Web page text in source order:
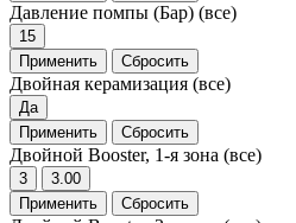
Давление помпы (Бар) (все)
15
Применить
Сбросить
Двойная керамизация (все)
Да
Применить
Сбросить
Двойной Booster, 1-я зона (все)
3
3.00
Применить
Сбросить